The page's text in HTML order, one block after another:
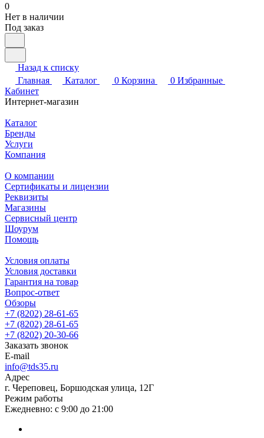
0
Нет в наличии
Под заказ
Назад к списку
Главная
Каталог 0 Корзина 0 Избранные
Кабинет
Интернет-магазин
Каталог
Бренды
Услуги
Компания
О компании
Сертификаты и лицензии
Реквизиты
Магазины
Сервисный центр
Шоурум
Помощь
Условия оплаты
Условия доставки
Гарантия на товар
Вопрос-ответ
Обзоры
+7 (8202) 28‑61-65
+7 (8202) 28‑61-65
+7 (8202) 20‑30-66
Заказать звонок
E-mail
info@tds35.ru
Адрес
г. Череповец, Боршодская улица, 12Г
Режим работы
Ежедневно: с 9:00 до 21:00